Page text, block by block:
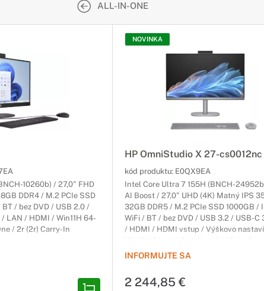
ALL-IN-ONE
10260b) / 27,0" FHD
DDR4 / M.2 PCIe SSD
/ bez DVD / USB 2.0 /
LAN / HDMI / Win11H 64-
/ 2r (2r) Carry-In
NOVINKA
HP OmniStudio X 27-cs0012nc
kód produktu: E0QX9EA
Intel Core Ultra 7 155H (BNCH-
AI Boost / 27,0" UHD (4K) Matný IPS
32GB DDR5 / M.2 PCIe SSD 1000GB /
WiFi / BT / bez DVD / USB 3.2 / USB-C
/ HDMI / HDMI vstup / Výškovo
Carry-In
INFORMUJTE SA
2 244,85 €